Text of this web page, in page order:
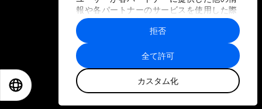
報や各パートナーのサービスを使用した際
に収集された情報と組み合わされ、各パー
トナーによって使用されることがありま
す。
全て許可
カスタム化
拒否
プライバシーポリシーと利用規約
サイトマップ
©
世界経済フォーラム